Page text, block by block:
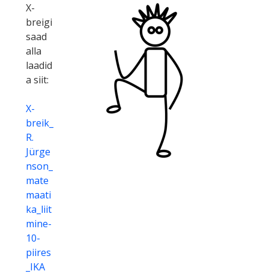
X-
breigi
saad
alla
laadid
a siit:
X-
breik_
R.
Jürge
nson_
mate
maati
ka_liit
mine-
10-
piires
_IKA